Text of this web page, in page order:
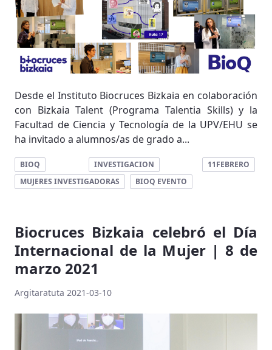
Desde el Instituto Biocruces Bizkaia en colaboración
con Bizkaia Talent (Programa Talentia Skills) y la
Facultad de Ciencia y Tecnología de la UPV/EHU se
ha invitado a alumnos/as de grado a...
BIOQ INVESTIGACION
11FEBRERO
MUJERES INVESTIGADORAS
BIOQ EVENTO
Biocruces Bizkaia celebró el Día
Internacional de la Mujer | 8 de
marzo 2021
Argitaratuta 2021-03-10